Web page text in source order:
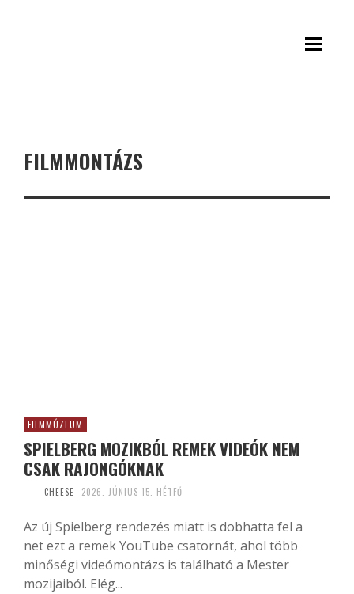
FILMMONTÁZS
FILMMÚZEUM
SPIELBERG MOZIKBÓL REMEK VIDEÓK NEM
CSAK RAJONGÓKNAK
CHEESE 2026. JÚNIUS 15. HÉTFŐ
Az új Spielberg rendezés miatt is dobhatta fel a
net ezt a remek YouTube csatornát, ahol több
minőségi videómontázs is található a Mester
mozijaiból. Elég...